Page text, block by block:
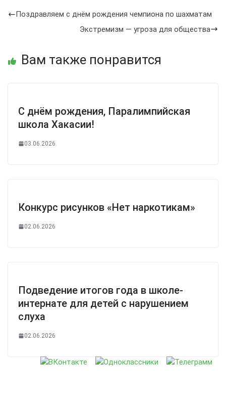
Поздравляем с днём рождения чемпиона по шахматам
Экстремизм — угроза для общества
Вам также понравится
С днём рождения, Паралимпийская
школа Хакасии!
03.06.2026
Конкурс рисунков «Нет наркотикам»
02.06.2026
Подведение итогов года в школе-
интернате для детей с нарушением
слуха
02.06.2026